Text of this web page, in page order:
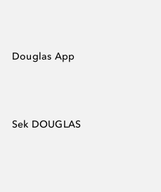
Douglas App
Sek DOUGLAS